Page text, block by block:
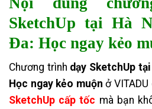
SketchUp tại Hà
Đa: Học ngay kẻo
Chương trình dạy SketchUp
Học ngay kẻo muộn ở
SketchUp cấp tốc mà bạn